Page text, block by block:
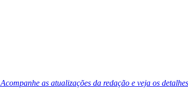
Acompanhe as atualizações da redação e veja os